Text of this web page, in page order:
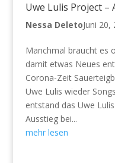
Uwe Lulis Project –
Nessa DeletoJuni 20,
Manchmal braucht es
damit etwas Neues
Corona-Zeit
Uwe Lulis wieder
entstand das Uwe
Ausstieg bei...
mehr lesen